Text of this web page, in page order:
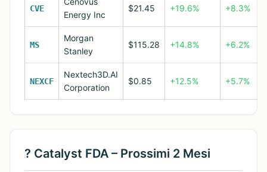
CVE
Energy Inc
$21.45 +19.6% +8.3%
MS
Morgan
Stanley
$115.28 +14.8% +6.2%
NEXCF
Nextech3D.AI
Corporation
$0.85 +12.5% +5.7%
? Catalyst FDA – Prossimi 2 Mesi